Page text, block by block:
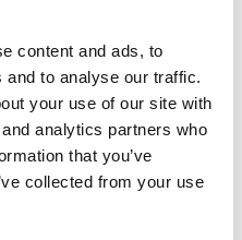
content and ads, to
to analyse our traffic.
your use of our site with
analytics partners who
that you’ve
collected from your use
Grind by